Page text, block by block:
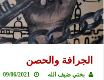
الجرافة والحصن
بختي ضيف الله 09/06/2021